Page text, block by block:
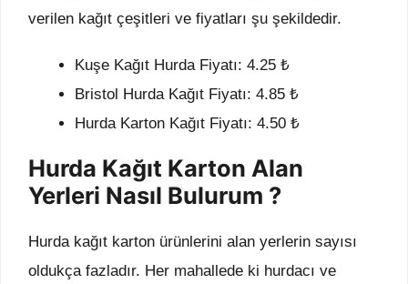
verilen kağıt çeşitleri ve fiyatları şu şekildedir.
Kuşe Kağıt Hurda Fiyatı: 4.25 ₺
Bristol Hurda Kağıt Fiyatı: 4.85 ₺
Hurda Karton Kağıt Fiyatı: 4.50 ₺
Hurda Kağıt Karton Alan
Yerleri Nasıl Bulurum ?
Hurda kağıt karton ürünlerini alan yerlerin sayısı
oldukça fazladır. Her mahallede ki hurdacı ve